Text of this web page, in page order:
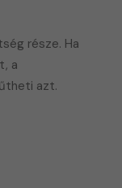
része. Ha
a
azt.